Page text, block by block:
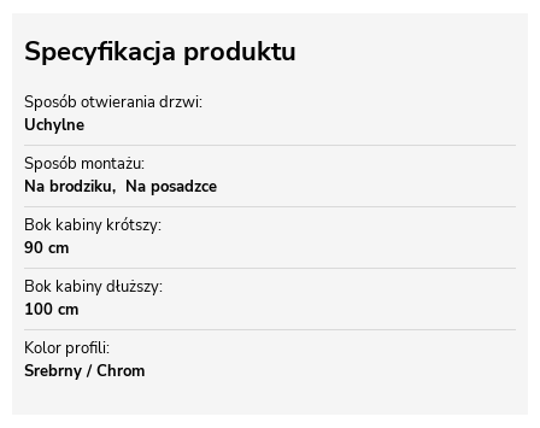
Specyfikacja produktu
Sposób otwierania drzwi
Uchylne
Sposób montażu
Na brodziku
Na posadzce
Bok kabiny krótszy
90 cm
Bok kabiny dłuższy
100 cm
Kolor profili
Srebrny / Chrom